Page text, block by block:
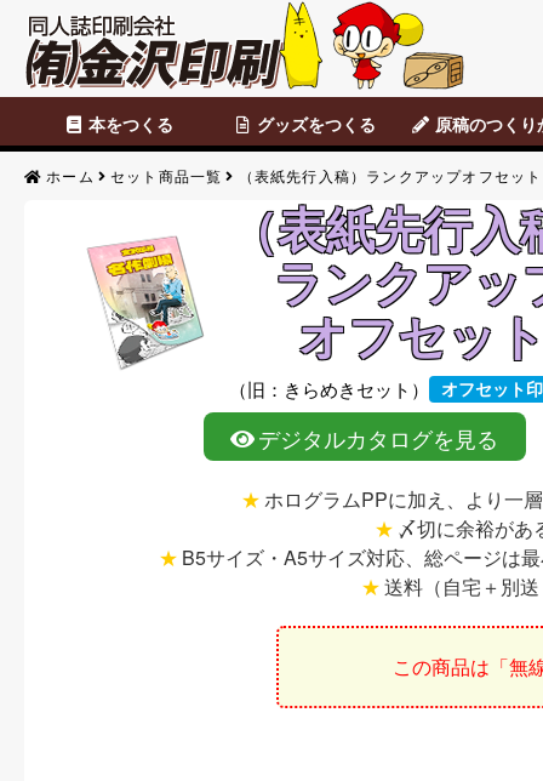
本をつくる
セット商品
カスタマイズ商品
表紙のみ印刷
本文のみ印刷
グッズをつくる
便せん・チラシ
原稿のつくり
原稿のつくりか
データ原稿
Photoshop
CLIP STUDIO
便せん・チラシ原
アナログ原稿
背幅表
ホーム セット商品一覧 （表紙先行入稿）ランクアップオフセッ
（表紙先行入
ランクアッ
オフセッ
（旧：きらめきセット） オフセット
デジタルカタログを見る
ホログラムPPに加え、より一
〆切に余裕があ
B5サイズ・A5サイズ対応、総ページは
送料（自宅＋別
この商品は「無